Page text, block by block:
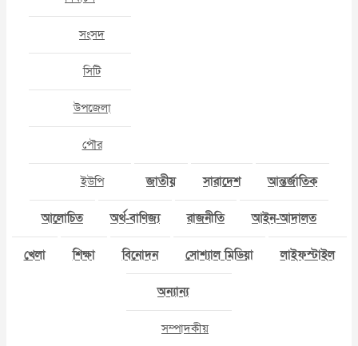
সংসদ
সিটি
উপজেলা
পৌর
ইউপি জাতীয় সারাদেশ আন্তর্জাতিক
আলোচিত অর্থ-বাণিজ্য রাজনীতি আইন-আদালত
খেলা শিক্ষা বিনোদন সোশ্যাল মিডিয়া লাইফস্টাইল
অন্যান্য
সম্পাদকীয়